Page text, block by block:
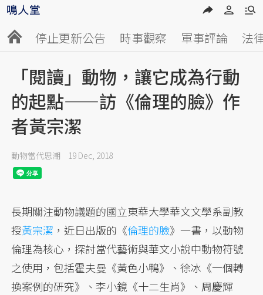
停止更新公告 時事觀察 軍事評論 法
「閱讀」動物，讓它成為行動
的起點——訪《倫理的臉》作
者黃宗潔
動物當代思潮 19 Dec, 2018
長期關注動物議題的國立東華大學華文文學系副教
授黃宗潔 ，近日出版的《倫理的臉》一書，以動物
倫理為核心，探討當代藝術與華文小說中動物符號
之使用，包括霍夫曼《黃色小鴨》、徐冰《一個轉
換案例的研究》、李小鏡《十二生肖》、周慶輝